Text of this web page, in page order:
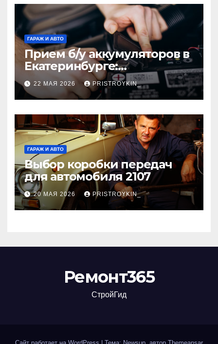
ГАРАЖ И АВТО
Прием б/у аккумуляторов в
Екатеринбурге:
экологичный подход и
реальная выгода для
города
22 МАЯ 2026 PRISTROYKIN_
ГАРАЖ И АВТО
Выбор коробки передач
для автомобиля 2107
20 МАЯ 2026 PRISTROYKIN_
Ремонт365
СтройГид